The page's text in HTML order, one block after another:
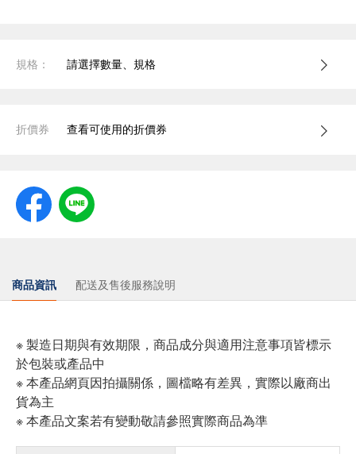
規格： 請選擇數量、規格
折價券 查看可使用的折價券
商品資訊 配送及售後服務說明
※ 製造日期與有效期限，商品成分與適用注意事項皆標示
於包裝或產品中
※ 本產品網頁因拍攝關係，圖檔略有差異，實際以廠商出
貨為主
※ 本產品文案若有變動敬請參照實際商品為準